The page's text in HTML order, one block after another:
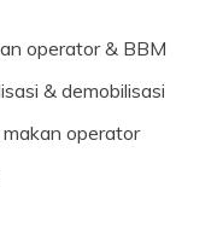
operator & BBM
& demobilisasi
operator